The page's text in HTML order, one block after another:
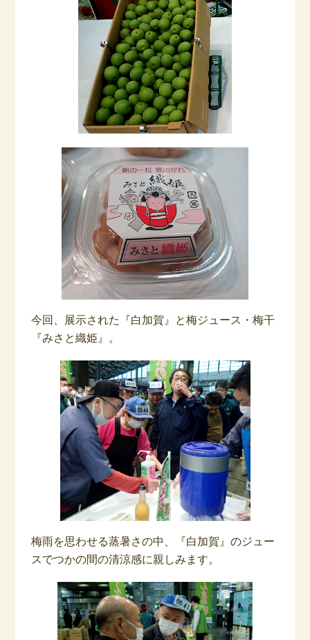
今回、展示された『白加賀』と梅ジュース・梅干
『みさと織姫』。
梅雨を思わせる蒸暑さの中、『白加賀』のジュー
スでつかの間の清涼感に親しみます。